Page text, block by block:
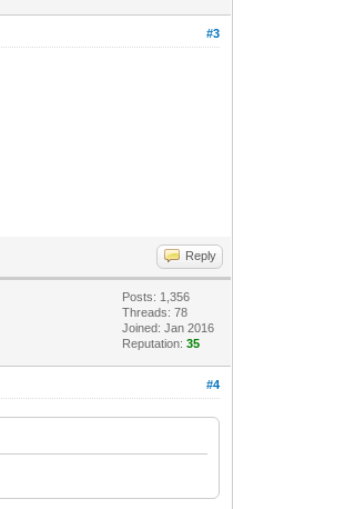
#3
Reply
Posts: 1,356
Threads: 78
Joined: Jan 2016
Reputation:35
#4